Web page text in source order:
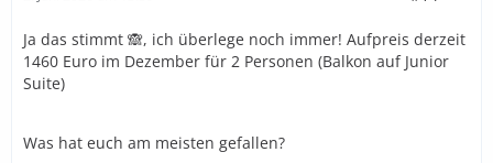
Ja das stimmt 🙈, ich überlege noch immer! Aufpreis derzeit
1460 Euro im Dezember für 2 Personen (Balkon auf Junior
Suite)
Was hat euch am meisten gefallen?